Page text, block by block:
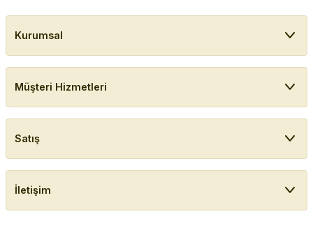
Kurumsal
Müşteri Hizmetleri
Satış
İletişim